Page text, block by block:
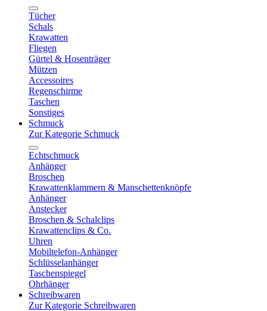
Tücher
Schals
Krawatten
Fliegen
Gürtel & Hosenträger
Mützen
Accessoires
Regenschirme
Taschen
Sonstiges
Schmuck
Zur Kategorie Schmuck
Echtschmuck
Anhänger
Broschen
Krawattenklammern & Manschettenknöpfe
Anhänger
Anstecker
Broschen & Schalclips
Krawattenclips & Co.
Uhren
Mobiltelefon-Anhänger
Schlüsselanhänger
Taschenspiegel
Ohrhänger
Schreibwaren
Zur Kategorie Schreibwaren